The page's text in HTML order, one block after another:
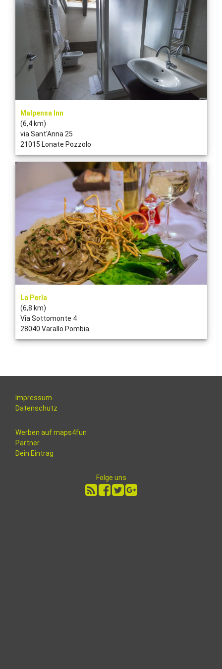
Malpensa Inn
(6,4 km)
via Sant'Anna 25
21015 Lonate Pozzolo
La Perla
(6,8 km)
Via Sottomonte 4
28040 Varallo Pombia
Impressum
Datenschutz
Werben auf maps4fun
Partner
Dein Eintrag
Folge uns